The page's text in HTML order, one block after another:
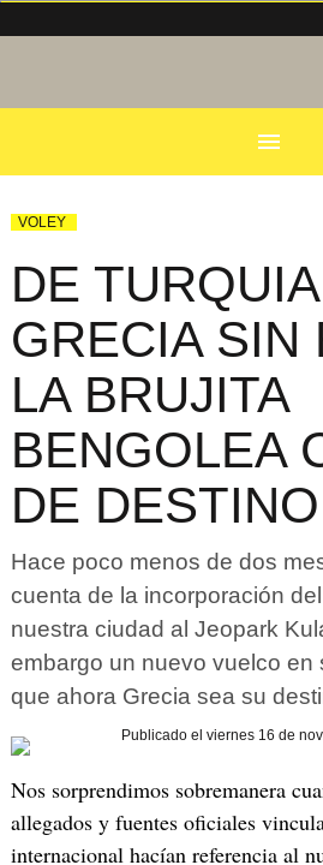
menu
VOLEY
DE
GRECIA SIN
LA BRUJITA
BENGOLEA
DE DESTINO
Hace poco menos de dos
cuenta de la incorporación
nuestra ciudad al Jeopark
embargo un nuevo vuelco en
que ahora Grecia sea su
Publicado el viernes 16 de
Nos sorprendimos sobremanera
allegados y fuentes oficiales
internacional hacían referencia al